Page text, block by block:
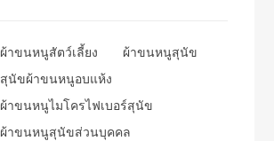
ผ้าขนหนูสัตว์เลี้ยง
ผ้าขนหนูสุนัข
สุนัขผ้าขนหนูอบแห้ง
ผ้าขนหนูไมโครไฟเบอร์สุนัข
ผ้าขนหนูสุนัขส่วนบุคคล